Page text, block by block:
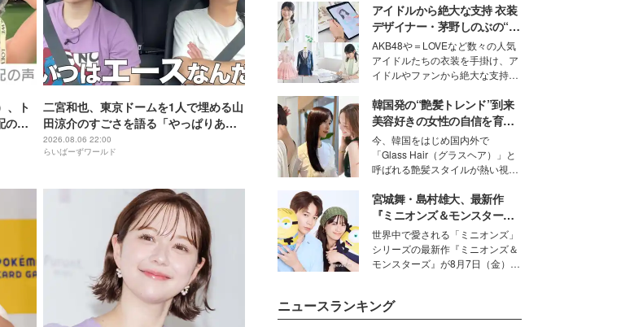
、ト
の声
…」
二宮和也、東京ドームを1人で埋める山
田涼介のすごさを語る「やっぱりあい
つはエース」
2026.08.06 22:00
らいばーずワールド
モデル・愛甲ひかりさんと橋下美
好さんを迎えて本音で女子会トー
ク。猛暑のお出かけを快適に過ご
すヒントや、2人が感動した夏の
生理の新常識にも迫りました。
アイドルから絶大な支持 衣装
デザイナー・茅野しのぶの“可
愛い”を作る美学＜「シチズン
クロスシー」インタビュー＞
AKB48や＝LOVEなど数々の人気
アイドルたちの衣装を手掛け、ア
イドルやファンから絶大な支持を
取締役兼クリエイティブディレク
ター・茅野しのぶ。一人ひとりの
個性に寄り添い、魅力を引き出す
衣装作りは、多くの女性たちに勇
気と自信を与え続けている。
韓国発の“艶髪トレンド”到来
美容好きの女性の自信を育む
「ヘアケア事情」って？
今、韓国をはじめ国内外で
「Glass Hair（グラスヘア）」と
呼ばれる艶髪スタイルが熱い視線
ションの完成度を高めるベースと
して、“髪そのものの美しさ”に改
めて注目する人が増えている様
子。今回は、そんな憧れの艶やか
な髪を日常で叶える、美容好きの
女性たちのヘアケア事情を紹介し
宮城舞・島村雄大、最新作
『ミニオンズ＆モンスター
ズ』の魅力熱弁 ハチャメチャ
だけじゃない“友情と絆”に感
動
世界中で愛される「ミニオンズ」
シリーズの最新作『ミニオンズ＆
モンスターズ』が8月7日（金）に
デルの宮城舞と島村雄大の特別対
談をお届け！それぞれの視点か
ニュースランキング